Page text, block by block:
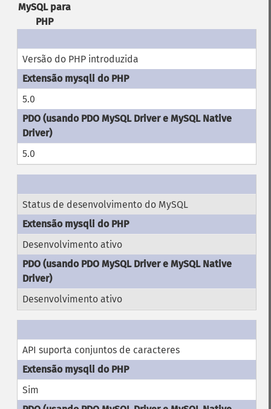
MySQL para
PHP
Versão do PHP introduzida
5.0
5.0
Status de desenvolvimento do MySQL
Desenvolvimento ativo
Desenvolvimento ativo
API suporta conjuntos de caracteres
Sim